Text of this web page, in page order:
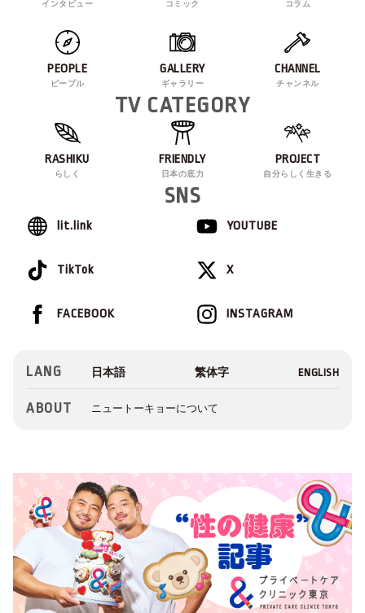
インタビュー コミック コラム
PEOPLE
ピープル
GALLERY
ギャラリー
CHANNEL
チャンネル
TV CATEGORY
RASHIKU
らしく
FRIENDLY
日本の底力
PROJECT
自分らしく生きる
SNS
lit.link YOUTUBE
TikTok X
INSTAGRAM
FACEBOOK
LANG
ABOUT ニュートーキョーについて